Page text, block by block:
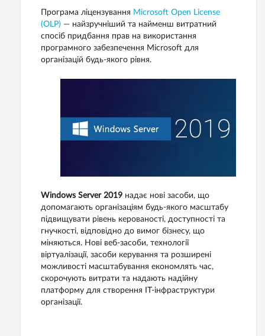
Програма ліцензування Microsoft Open License
(OLP) — найзручніший та найменш витратний
спосіб придбання прав на використання
програмного забезпечення Microsoft для
організацій будь-якого рівня.
Windows Server 2019 надає нові засоби, що
допомагають організаціям будь-якого масштабу
підвищувати рівень керованості, доступності та
гнучкості, відповідно до вимог бізнесу, що
міняються. Нові веб-засоби, технології
віртуалізації, засоби керування та розширені
можливості масштабування економлять час,
скорочують витрати та надають надійну
платформу для створення IT-інфраструктури
організації.